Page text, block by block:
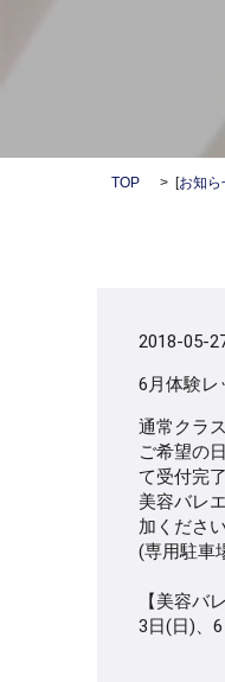
TOP [お知ら
2018-05-
6月体験レ
通常クラ
ご希望の
て受付完
美容バレ
加ください
(専用駐車
【美容バ
3日(日)、